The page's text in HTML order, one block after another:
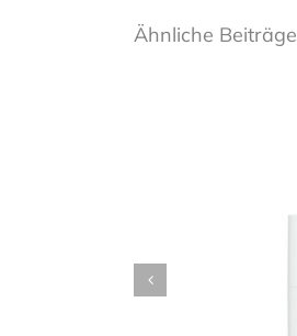
Ähnliche Beiträge